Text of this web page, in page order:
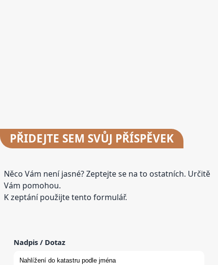
PŘIDEJTE SEM SVŮJ PŘÍSPĚVEK
Něco Vám není jasné? Zeptejte se na to ostatních. Určitě
Vám pomohou.
K zeptání použijte tento formulář.
Nadpis / Dotaz